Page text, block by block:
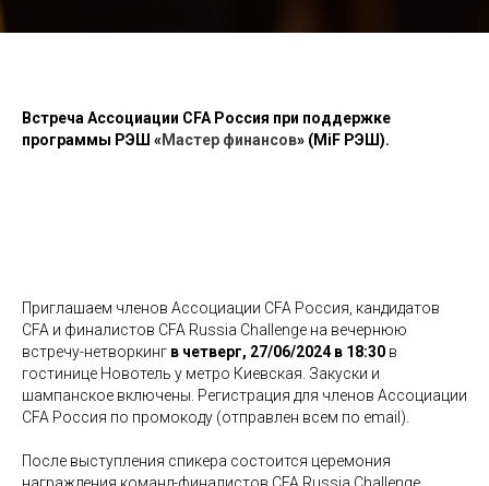
Встреча Ассоциации CFA Россия при поддержке
программы РЭШ «Мастер финансов» (MiF РЭШ).
Приглашаем членов Ассоциации CFA Россия, кандидатов
CFA и финалистов CFA Russia Challenge на вечернюю
встречу-нетворкинг в четверг, 27/06/2024 в 18:30 в
гостинице Новотель у метро Киевская. Закуски и
шампанское включены. Регистрация для членов Ассоциации
CFA Россия по промокоду (отправлен всем по email).
После выступления спикера состоится церемония